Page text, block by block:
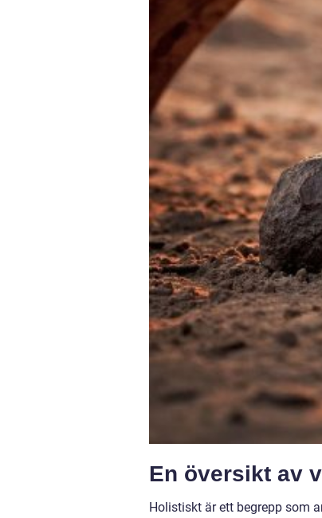
En översikt av
Holistiskt är ett begrepp som